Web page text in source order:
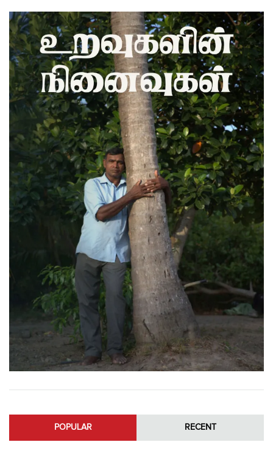
POPULAR RECENT